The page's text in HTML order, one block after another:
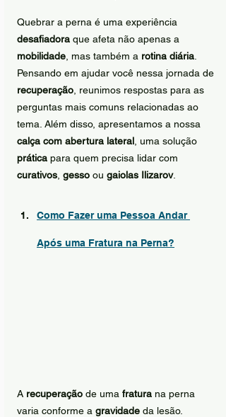
Quebrar a perna é uma experiência
desafiadora que afeta não apenas a
mobilidade , mas também a rotina diária
Pensando em ajudar você nessa jornada de
recuperação , reunimos respostas para as
perguntas mais comuns relacionadas ao
tema. Além disso, apresentamos a nossa
calça com abertura lateral , uma solução
prática para quem precisa lidar com
curativos gesso ou gaiolas Ilizarov.
Como Fazer uma Pessoa Andar
Após uma Fratura na Perna?
A recuperação de uma fratura na perna
varia conforme a gravidade da lesão.